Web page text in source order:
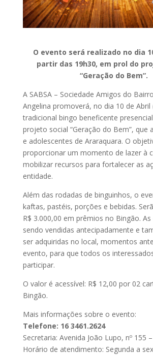
O evento será realizado no dia
partir das 19h30, em prol do
“Geração do Bem”.
A SABSA – Sociedade Amigos do
Angelina promoverá, no dia 10 de
tradicional bingo beneficente
projeto social “Geração do Bem”, que
e adolescentes de Araraquara. O
proporcionar um momento de lazer à
mobilizar recursos para fortalecer as
entidade.
Além das rodadas de binguinhos, o
kaftas, pastéis, porções e bebidas.
R$ 3.000,00 em prêmios no Bingão.
sendo vendidas antecipadamente e
ser adquiridas no local, momentos
evento, para que todos os
participar.
O valor é acessível: R$ 12,00 por 02
Bingão.
Mais informações sobre o evento:
Telefone: 16 3461.2624
Secretaria: Avenida João Lupo, nº 155
Horário de atendimento: Segunda a